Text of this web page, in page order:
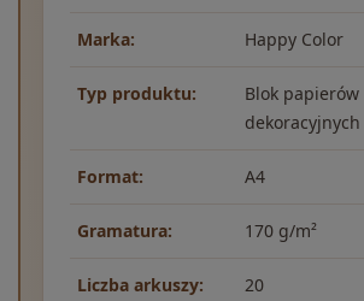
Marka: Happy Color
Typ produktu:
Blok papierów
dekoracyjnych
Format: A4
Gramatura: 170 g/m²
Liczba arkuszy: 20